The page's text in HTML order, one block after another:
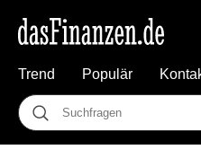
Trend Populär